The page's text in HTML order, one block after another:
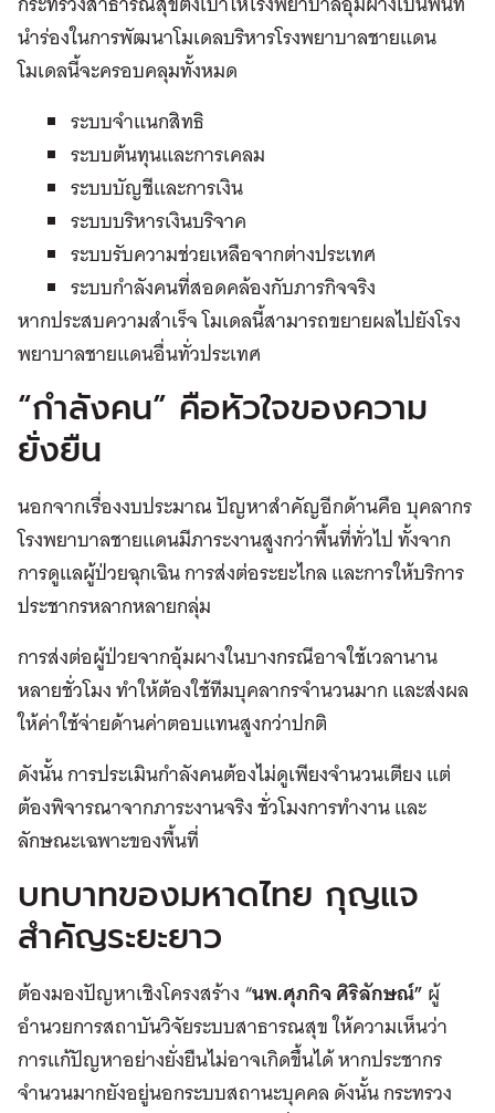
นำร่องในการพัฒนาโมเดลบริหารโรงพยาบาลชายแดน
โมเดลนี้จะครอบคลุมทั้งหมด
ระบบจำแนกสิทธิ
ระบบต้นทุนและการเคลม
ระบบบัญชีและการเงิน
ระบบบริหารเงินบริจาค
ระบบรับความช่วยเหลือจากต่างประเทศ
ระบบกำลังคนที่สอดคล้องกับภารกิจจริง
หากประสบความสำเร็จ โมเดลนี้สามารถขยายผลไปยังโรง
พยาบาลชายแดนอื่นทั่วประเทศ
“กำลังคน” คือหัวใจของความ
ยั่งยืน
นอกจากเรื่องงบประมาณ ปัญหาสำคัญอีกด้านคือ บุคลากร
โรงพยาบาลชายแดนมีภาระงานสูงกว่าพื้นที่ทั่วไป ทั้งจาก
การดูแลผู้ป่วยฉุกเฉิน การส่งต่อระยะไกล และการให้บริการ
ประชากรหลากหลายกลุ่ม
การส่งต่อผู้ป่วยจากอุ้มผางในบางกรณีอาจใช้เวลานาน
หลายชั่วโมง ทำให้ต้องใช้ทีมบุคลากรจำนวนมาก และส่งผล
ให้ค่าใช้จ่ายด้านค่าตอบแทนสูงกว่าปกติ
ดังนั้น การประเมินกำลังคนต้องไม่ดูเพียงจำนวนเตียง แต่
ต้องพิจารณาจากภาระงานจริง ชั่วโมงการทำงาน และ
ลักษณะเฉพาะของพื้นที่
บทบาทของมหาดไทย กุญแจ
สำคัญระยะยาว
ต้องมองปัญหาเชิงโครงสร้าง “นพ.ศุภกิจ ศิริลักษณ์”ผู้
อำนวยการสถาบันวิจัยระบบสาธารณสุข ให้ความเห็นว่า
การแก้ปัญหาอย่างยั่งยืนไม่อาจเกิดขึ้นได้ หากประชากร
จำนวนมากยังอยู่นอกระบบสถานะบุคคล ดังนั้น กระทรวง